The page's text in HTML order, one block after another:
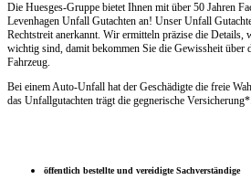
Die Huesges-Gruppe bietet Ihnen mit über 50 Jahren
Levenhagen Unfall Gutachten an! Unser Unfall
Rechtstreit anerkannt. Wir ermitteln präzise die Details,
wichtig sind, damit bekommen Sie die Gewissheit über
Fahrzeug.
Bei einem Auto-Unfall hat der Geschädigte die freie
das Unfallgutachten trägt die gegnerische Versicherung*.
öffentlich bestellte und vereidigte Sachverständige